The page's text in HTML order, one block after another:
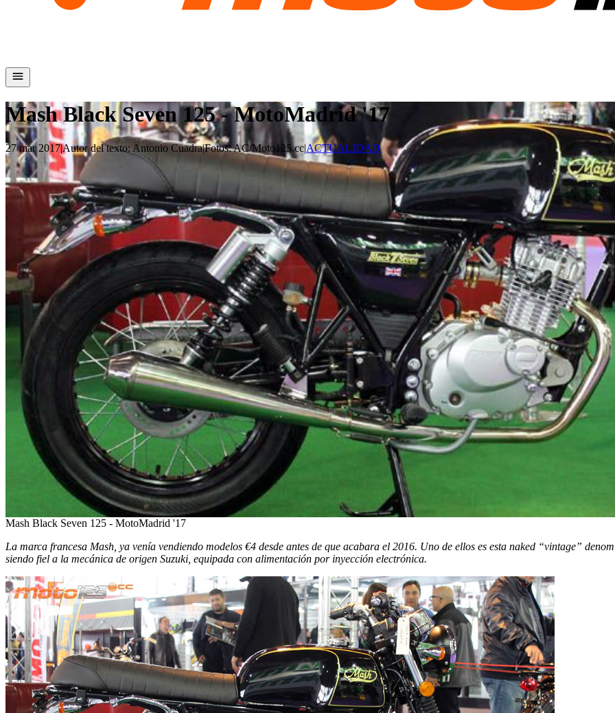
Mash Black Seven 125 - MotoMadrid '17
27 mar 2017|Autor del texto:Antonio Cuadra|Fotos:AC/Moto125.cc|ACTUALIDAD
Mash Black Seven 125 - MotoMadrid '17
La marca francesa Mash, ya venía vendiendo modelos €4 desde antes de que acabara el 2016. Uno de ellos es esta naked “vintage”
siendo fiel a la mecánica de origen Suzuki, equipada con alimentación por inyección electrónica.